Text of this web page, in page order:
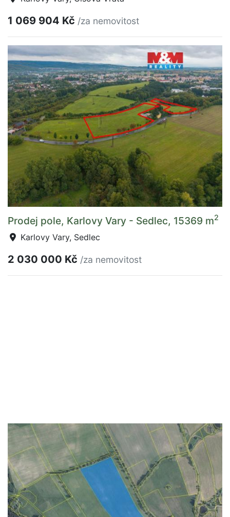
1 069 904 Kč /za nemovitost
Prodej pole, Karlovy Vary - Sedlec, 15369 m2
Karlovy Vary, Sedlec
2 030 000 Kč /za nemovitost